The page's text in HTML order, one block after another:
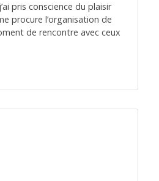
pris conscience du plaisir
procure l’organisation de
de rencontre avec ceux